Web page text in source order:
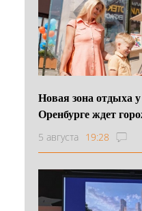
Новая зона отдыха
Оренбурге ждет
5 августа 19:28